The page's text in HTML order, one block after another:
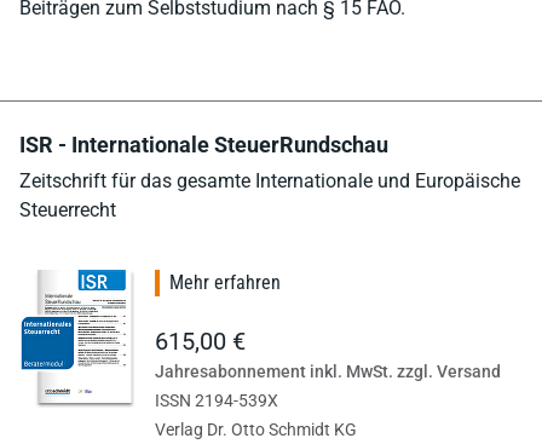
Beiträgen zum Selbststudium nach § 15 FAO.
ISR - Internationale SteuerRundschau
Zeitschrift für das gesamte Internationale und Europäische
Steuerrecht
Mehr erfahren
615,00 €
Jahresabonnement inkl. MwSt. zzgl. Versand
ISSN 2194-539X
Verlag Dr. Otto Schmidt KG